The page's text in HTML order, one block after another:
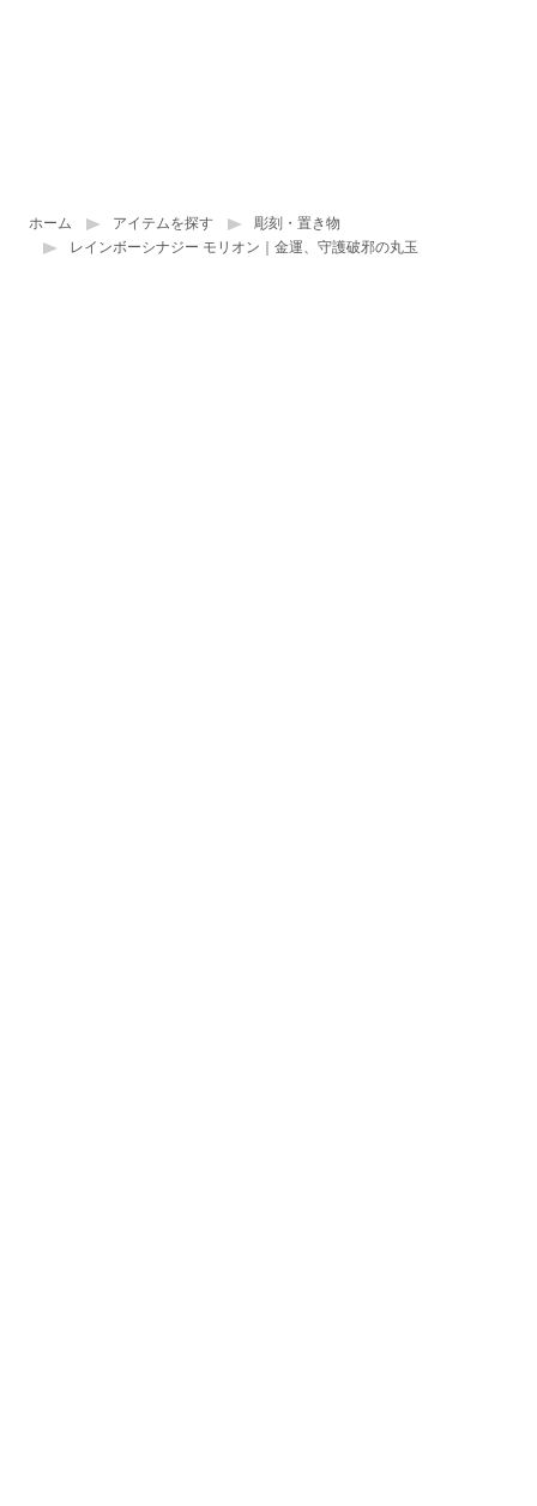
ホーム アイテムを探す
彫刻・置き物
レインボーシナジー モリオン｜金運、守護破邪の丸玉